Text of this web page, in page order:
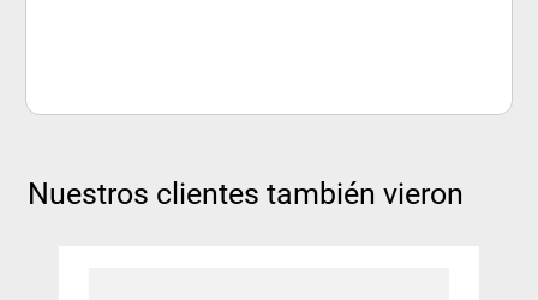
Nuestros clientes también vieron